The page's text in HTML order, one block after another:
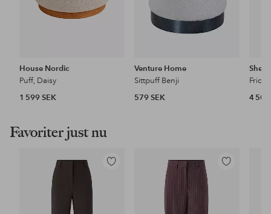
House Nordic
Puff, Daisy
1 599 SEK
Venture Home
Sittpuff Benji
579 SEK
Frida
4 500
Favoriter just nu
Lägg
Lägg